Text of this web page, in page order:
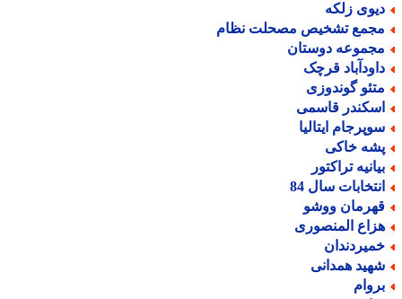
زلکه
تشخیص مصحلت نظام
دوستان
قرچک
گوندوزی
قاسمی
ایتالیا
خاکی
تراکتور
سال 84
ووشو
المنصوری
همدانی